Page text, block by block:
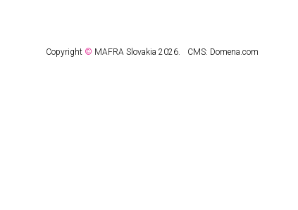
Copyright © MAFRA Slovakia 2026. CMS: Domena.com